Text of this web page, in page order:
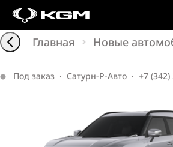
Главная Новые
Под заказ · Сатурн-Р-Авто · +7